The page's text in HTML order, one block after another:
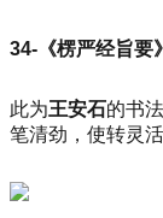
34-《楞严经旨要》
此为王安石的书
笔清劲，使转灵